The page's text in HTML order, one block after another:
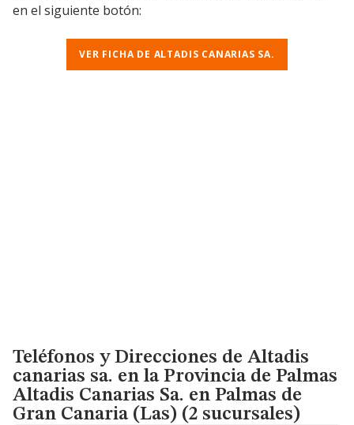
en el siguiente botón:
VER FICHA DE ALTADIS CANARIAS SA.
Teléfonos y Direcciones de Altadis
canarias sa. en la Provincia de Palmas
Altadis Canarias Sa. en Palmas de
Gran Canaria (Las) (2 sucursales)